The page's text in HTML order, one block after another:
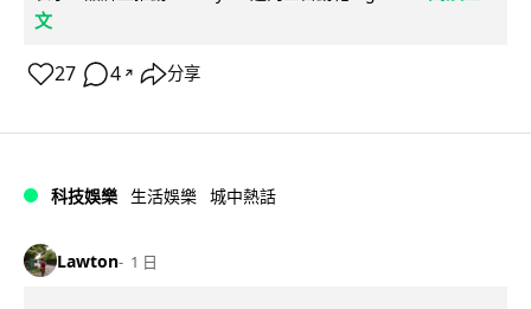
文
27 4 ↗ 分享
科技娛樂 生活娛樂 城中熱話
Lawton 1 日